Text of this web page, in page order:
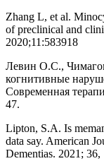
Zhang L, et al.
of preclinical and
2020;11:583918
Левин О.С.,
когнитивные
Современная
47.
Lipton, S.A. Is
data say. American
Dementias. 2021;